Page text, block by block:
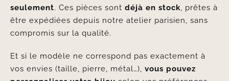
seulement. Ces pièces sont déjà en stock, prêtes à
être expédiées depuis notre atelier parisien, sans
compromis sur la qualité.
Et si le modèle ne correspond pas exactement à
vos envies (taille, pierre, métal…), vous pouvez